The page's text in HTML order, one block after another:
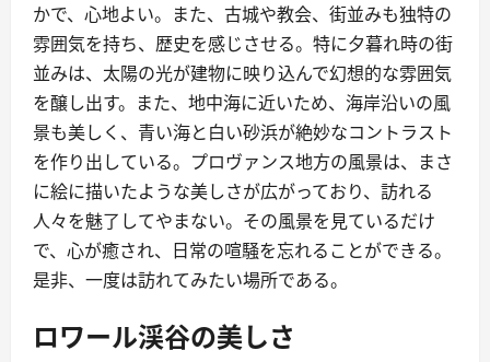
かで、心地よい。また、古城や教会、街並みも独特の
雰囲気を持ち、歴史を感じさせる。特に夕暮れ時の街
並みは、太陽の光が建物に映り込んで幻想的な雰囲気
を醸し出す。また、地中海に近いため、海岸沿いの風
景も美しく、青い海と白い砂浜が絶妙なコントラスト
を作り出している。プロヴァンス地方の風景は、まさ
に絵に描いたような美しさが広がっており、訪れる
人々を魅了してやまない。その風景を見ているだけ
で、心が癒され、日常の喧騒を忘れることができる。
是非、一度は訪れてみたい場所である。
ロワール渓谷の美しさ